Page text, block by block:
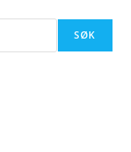
SØK